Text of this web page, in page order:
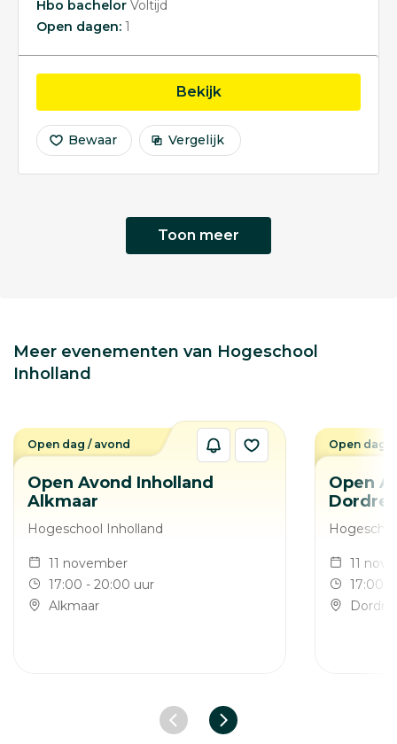
Hbo bachelor Voltijd
Open dagen: 1
Bekijkopleiding Finance &
Bewaar Vergelijk
Toon meer
Meer evenementen van Hogeschool
Inholland
Open Avond Inholland
Alkmaar
Hogeschool Inholland
11 november
17:00 - 20:00 uur
Alkmaar
Open dag / avond
Open
11
17:00 -
Open dag /
Vorige slideVolgende slide